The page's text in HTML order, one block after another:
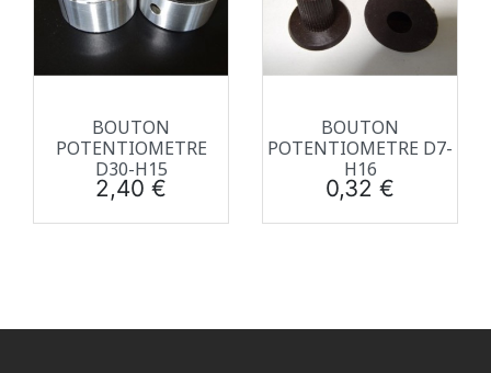
BOUTON
POTENTIOMETRE
D30-H15
Prix
2,40 €
BOUTON
POTENTIOMETRE D7-
H16
Prix
0,32 €